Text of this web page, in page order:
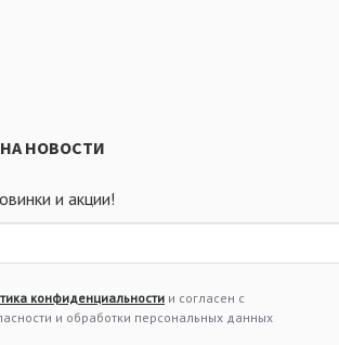
НОВОСТИ
и акции!
конфиденциальности и согласен с
и обработки персональных данных